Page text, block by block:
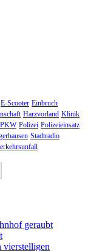
E-Scooter Einbruch
Harzvorland Klinik
PKW Polizei Polizeieinsatz
Stadtradio
geraubt
vierstelligen